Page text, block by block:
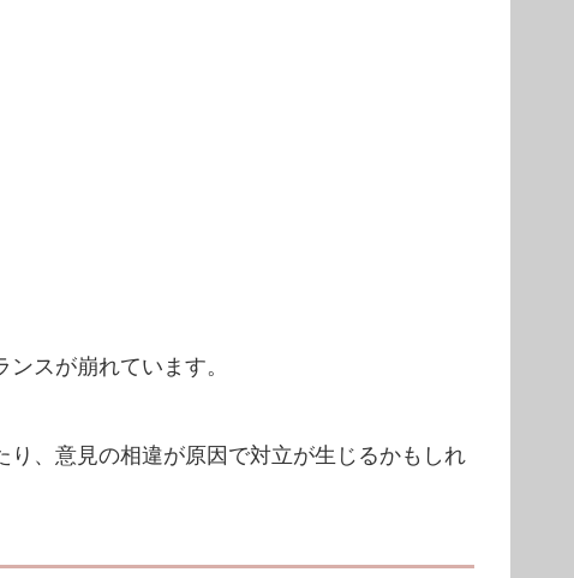
スが崩れています。
、意見の相違が原因で対立が生じるかもしれ